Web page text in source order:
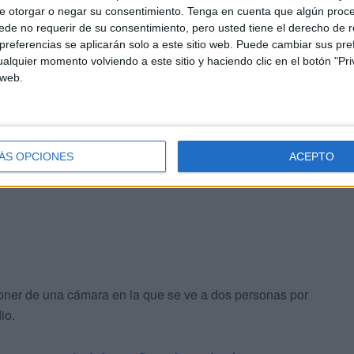
otorgar o negar su consentimiento. Tenga en cuenta que algún
no requerir de su consentimiento, pero usted tiene el derecho de
se aplicarán solo a este sitio web. Puede cambiar sus
momento volviendo a este sitio y haciendo clic en el botón
OPCIONES ACEPTO
que sus únicos problemas con la justicia han sido por
Medicado continuamente indica que cuando la Policía
le pondría libre. “Me tuvieron en el calabozo sin
al hospital. “No he hecho nada, esto no es justo,
fuera una marioneta”.
solo por ser señalado como compinche por el
de una cámara en la que se ve a dos personas por